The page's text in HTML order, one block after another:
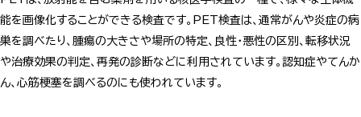
能を画像化することができる検査です。PET検査は、通常がんや炎症の病
巣を調べたり、腫瘍の大きさや場所の特定、良性・悪性の区別、転移状況
や治療効果の判定、再発の診断などに利用されています。認知症やてんか
ん、心筋梗塞を調べるのにも使われています。